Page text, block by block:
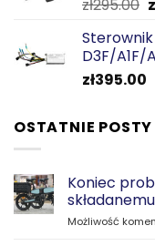
zł295.00
Sterownik
D3F/A1F/
zł395.00
OSTATNIE POSTY
Koniec
Możliwość